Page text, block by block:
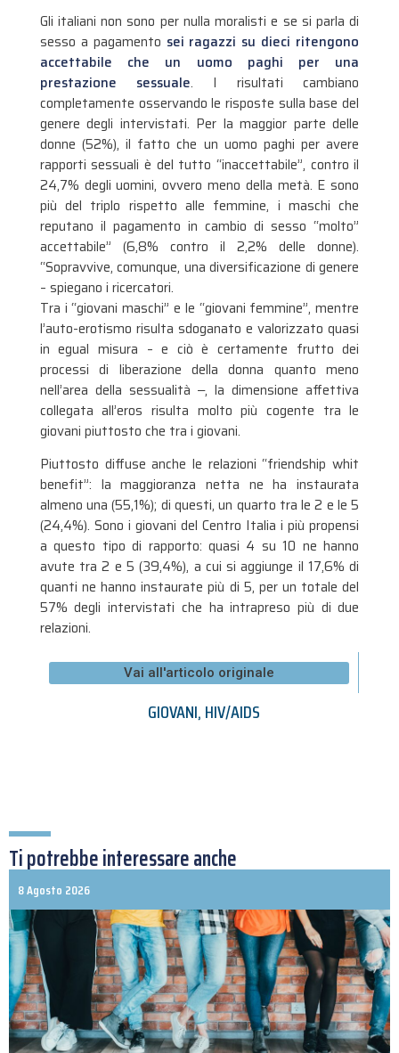
Gli italiani non sono per nulla moralisti e se si parla di
sesso a pagamento sei ragazzi su dieci ritengono
accettabile che un uomo paghi per una
prestazione sessuale. I risultati cambiano
completamente osservando le risposte sulla base del
genere degli intervistati. Per la maggior parte delle
donne (52%), il fatto che un uomo paghi per avere
rapporti sessuali è del tutto “inaccettabile”, contro il
24,7% degli uomini, ovvero meno della metà. E sono
più del triplo rispetto alle femmine, i maschi che
reputano il pagamento in cambio di sesso “molto”
accettabile” (6,8% contro il 2,2% delle donne).
“Sopravvive, comunque, una diversificazione di genere
– spiegano i ricercatori.
Tra i “giovani maschi” e le “giovani femmine”, mentre
l’auto-erotismo risulta sdoganato e valorizzato quasi
in egual misura – e ciò è certamente frutto dei
processi di liberazione della donna quanto meno
nell’area della sessualità ‒, la dimensione affettiva
collegata all’eros risulta molto più cogente tra le
giovani piuttosto che tra i giovani.
Piuttosto diffuse anche le relazioni “friendship whit
benefit”: la maggioranza netta ne ha instaurata
almeno una (55,1%); di questi, un quarto tra le 2 e le 5
(24,4%). Sono i giovani del Centro Italia i più propensi
a questo tipo di rapporto: quasi 4 su 10 ne hanno
avute tra 2 e 5 (39,4%), a cui si aggiunge il 17,6% di
quanti ne hanno instaurate più di 5, per un totale del
57% degli intervistati che ha intrapreso più di due
relazioni.
Vai all'articolo originale
GIOVANI,HIV/AIDS
Ti potrebbe interessare anche
8 Agosto 2026